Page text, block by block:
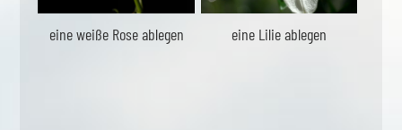
eine weiße Rose ablegen eine Lilie ablegen